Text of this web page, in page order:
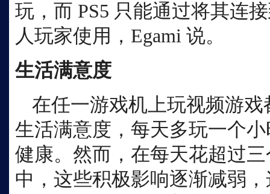
玩，而 PS5 只能通过将其连
人玩家使用，Egami 说。
生活满意度
在任一游戏机上玩视频游
生活满意度，每天多玩一个
健康。然而，在每天花超过
中，这些积极影响逐渐减弱